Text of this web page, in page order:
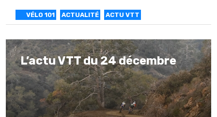
VÉLO 101 ACTUALITÉ ACTU VTT
L’actu VTT du 24 décembre